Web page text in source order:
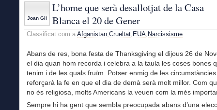
Joan Gil
L’home que serà desallotjat de la Casa
Blanca el 20 de Gener
Classificat com a Afganistan,Crueltat, EUA, Narcissisme
Abans de res, bona festa de Thanksgiving el dijous 26 de
el dia quan hom recorda i celebra a la taula les coses bones
tenim i de les quals fruïm. Potser enmig de les
reforçarà la fe en que el dia de demà serà molt millor. Com
no és religiosa, molts Americans la veuen com la més
Sempre hi ha gent que sembla preocupada abans d’una